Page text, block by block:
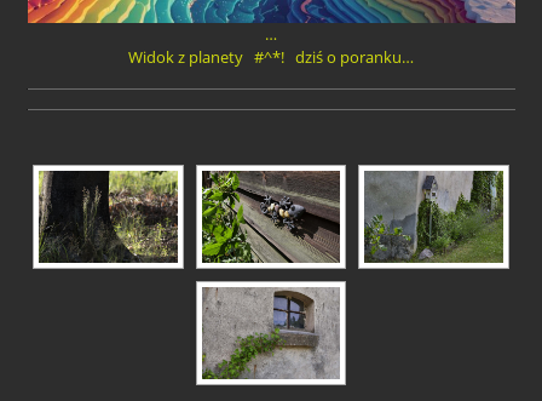
…
Widok z planety #^*! dziś o poranku…